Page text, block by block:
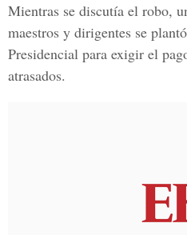
Mientras se discutía el robo,
maestros y dirigentes se
Presidencial para exigir el
atrasados.